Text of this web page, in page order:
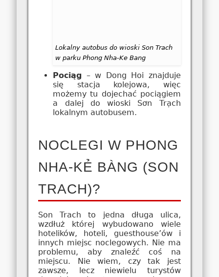
Lokalny autobus do wioski Son Trach
w parku Phong Nha-Ke Bang
Pociąg – w Dong Hoi znajduje
się stacja kolejowa, więc
możemy tu dojechać pociągiem
a dalej do wioski Sơn Trạch
lokalnym autobusem.
NOCLEGI W PHONG
NHA-KẺ BÀNG (SON
TRACH)?
Son Trach to jedna długa ulica,
wzdłuż której wybudowano wiele
hotelików, hoteli, guesthouse’ów i
innych miejsc noclegowych. Nie ma
problemu, aby znaleźć coś na
miejscu. Nie wiem, czy tak jest
zawsze, lecz niewielu turystów